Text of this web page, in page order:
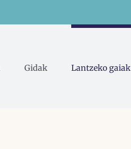
Gidak Lantzeko gaiak